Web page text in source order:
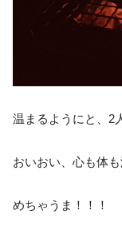
温まるようにと、2
おいおい、心も体
めちゃうま！！！